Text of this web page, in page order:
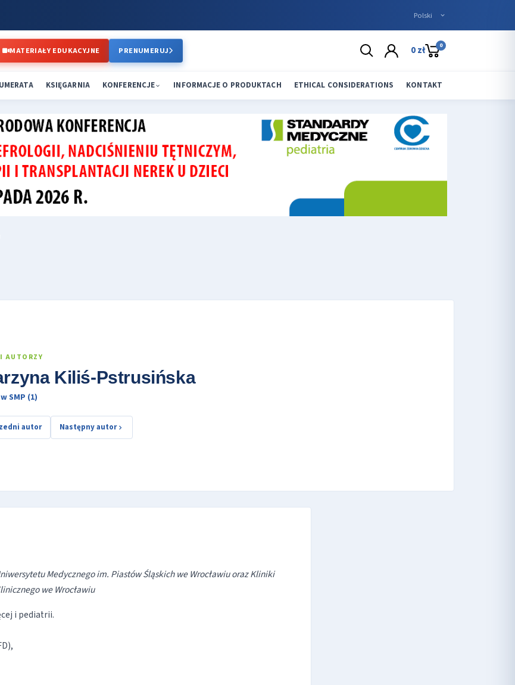
MATERIAŁY EDUKACYJNE PRENUMERUJ 0 zł 0
KSIĘGARNIA KONFERENCJE INFORMACJE O PRODUKTACH ETHICAL CONSIDERATIONS KONTAKT
AUTORZY
Kiliś-Pstrusińska
SMP (1)
autor Następny autor
Medycznego im. Piastów Śląskich we Wrocławiu oraz Kliniki
we Wrocławiu
i pediatrii.